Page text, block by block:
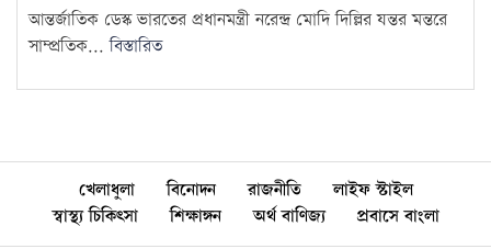
আন্তর্জাতিক ডেস্ক ভারতের প্রধানমন্ত্রী নরেন্দ্র মোদি দিল্লির যন্তর মন্তরে
সাম্প্রতিক...বিস্তারিত
খেলাধুলা বিনোদন রাজনীতি
লাইফ স্টাইল
স্বাস্থ্য চিকিৎসা
শিক্ষাঙ্গন অর্থ বাণিজ্য প্রবাসে বাংলা